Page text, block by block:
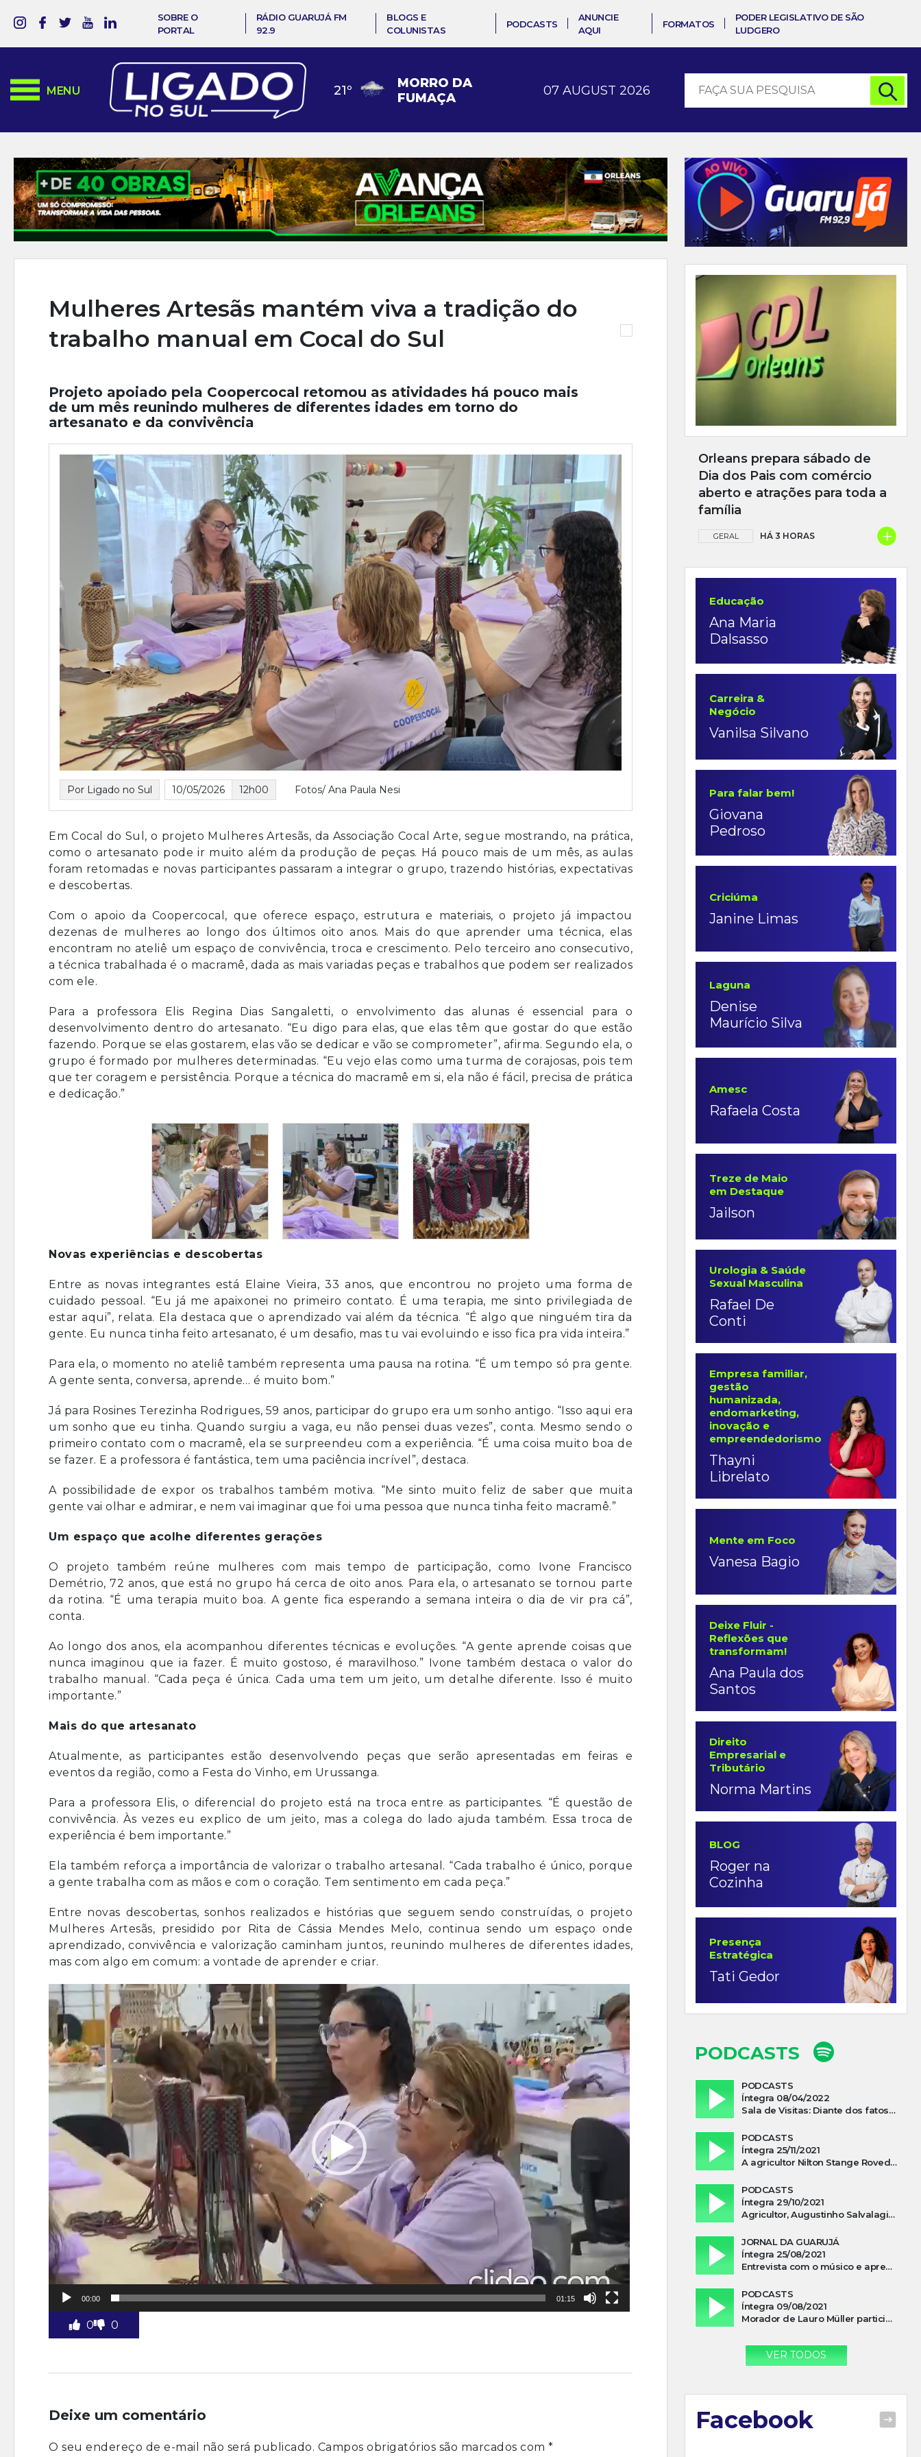
SOBRE O
PORTAL
RÁDIO GUARUJÁ FM
92.9
BLOGS E
COLUNISTAS
PODCASTS
ANUNCIE
AQUI
FORMATOS
PODER LEGISLATIVO DE SÃO
LUDGERO
MENU 21º
MORRO DA
FUMAÇA
07 AUGUST 2026
Mulheres Artesãs mantém viva a tradição do
trabalho manual em Cocal do Sul
Projeto apoiado pela Coopercocal retomou as atividades há pouco mais
de um mês reunindo mulheres de diferentes idades em torno do
artesanato e da convivência
Por Ligado no Sul 10/05/2026 12h00 Fotos/ Ana Paula Nesi
Em Cocal do Sul, o projeto Mulheres Artesãs, da Associação Cocal Arte, segue mostrando, na prática,
como o artesanato pode ir muito além da produção de peças. Há pouco mais de um mês, as aulas
foram retomadas e novas participantes passaram a integrar o grupo, trazendo histórias, expectativas
e descobertas.
Com o apoio da Coopercocal, que oferece espaço, estrutura e materiais, o projeto já impactou
dezenas de mulheres ao longo dos últimos oito anos. Mais do que aprender uma técnica, elas
encontram no ateliê um espaço de convivência, troca e crescimento. Pelo terceiro ano consecutivo,
a técnica trabalhada é o macramê, dada as mais variadas peças e trabalhos que podem ser realizados
com ele.
Para a professora Elis Regina Dias Sangaletti, o envolvimento das alunas é essencial para o
desenvolvimento dentro do artesanato. “Eu digo para elas, que elas têm que gostar do que estão
fazendo. Porque se elas gostarem, elas vão se dedicar e vão se comprometer”, afirma. Segundo ela, o
grupo é formado por mulheres determinadas. “Eu vejo elas como uma turma de corajosas, pois tem
que ter coragem e persistência. Porque a técnica do macramê em si, ela não é fácil, precisa de prática
e dedicação.”
Novas experiências e descobertas
Entre as novas integrantes está Elaine Vieira, 33 anos, que encontrou no projeto uma forma de
cuidado pessoal. “Eu já me apaixonei no primeiro contato. É uma terapia, me sinto privilegiada de
estar aqui”, relata. Ela destaca que o aprendizado vai além da técnica. “É algo que ninguém tira da
gente. Eu nunca tinha feito artesanato, é um desafio, mas tu vai evoluindo e isso fica pra vida inteira.”
Para ela, o momento no ateliê também representa uma pausa na rotina. “É um tempo só pra gente.
A gente senta, conversa, aprende… é muito bom.”
Já para Rosines Terezinha Rodrigues, 59 anos, participar do grupo era um sonho antigo. “Isso aqui era
um sonho que eu tinha. Quando surgiu a vaga, eu não pensei duas vezes”, conta. Mesmo sendo o
primeiro contato com o macramê, ela se surpreendeu com a experiência. “É uma coisa muito boa de
se fazer. E a professora é fantástica, tem uma paciência incrível”, destaca.
A possibilidade de expor os trabalhos também motiva. “Me sinto muito feliz de saber que muita
gente vai olhar e admirar, e nem vai imaginar que foi uma pessoa que nunca tinha feito macramê.”
Um espaço que acolhe diferentes gerações
O projeto também reúne mulheres com mais tempo de participação, como Ivone Francisco
Demétrio, 72 anos, que está no grupo há cerca de oito anos. Para ela, o artesanato se tornou parte
da rotina. “É uma terapia muito boa. A gente fica esperando a semana inteira o dia de vir pra cá”,
conta.
Ao longo dos anos, ela acompanhou diferentes técnicas e evoluções. “A gente aprende coisas que
nunca imaginou que ia fazer. É muito gostoso, é maravilhoso.” Ivone também destaca o valor do
trabalho manual. “Cada peça é única. Cada uma tem um jeito, um detalhe diferente. Isso é muito
importante.”
Mais do que artesanato
Atualmente, as participantes estão desenvolvendo peças que serão apresentadas em feiras e
eventos da região, como a Festa do Vinho, em Urussanga.
Para a professora Elis, o diferencial do projeto está na troca entre as participantes. “É questão de
convivência. Às vezes eu explico de um jeito, mas a colega do lado ajuda também. Essa troca de
experiência é bem importante.”
Ela também reforça a importância de valorizar o trabalho artesanal. “Cada trabalho é único, porque
a gente trabalha com as mãos e com o coração. Tem sentimento em cada peça.”
Entre novas descobertas, sonhos realizados e histórias que seguem sendo construídas, o projeto
Mulheres Artesãs, presidido por Rita de Cássia Mendes Melo, continua sendo um espaço onde
aprendizado, convivência e valorização caminham juntos, reunindo mulheres de diferentes idades,
mas com algo em comum: a vontade de aprender e criar.
Tocador
de
vídeo
00:00 01:15
0 0
Deixe um comentário
O seu endereço de e-mail não será publicado. Campos obrigatórios são marcados com *
Orleans prepara sábado de
Dia dos Pais com comércio
aberto e atrações para toda a
família
GERAL HÁ 3 HORAS +
Educação
Ana Maria
Dalsasso
Carreira &
Negócio
Vanilsa Silvano
Para falar bem!
Giovana
Pedroso
Criciúma
Janine Limas
Laguna
Denise
Maurício Silva
Amesc
Rafaela Costa
Treze de Maio
em Destaque
Jailson
Urologia & Saúde
Sexual Masculina
Rafael De
Conti
Empresa familiar,
gestão
humanizada,
endomarketing,
inovação e
empreendedorismo
Thayni
Librelato
Mente em Foco
Vanesa Bagio
Deixe Fluir -
Reflexões que
transformam!
Ana Paula dos
Santos
Direito
Empresarial e
Tributário
Norma Martins
BLOG
Roger na
Cozinha
Presença
Estratégica
Tati Gedor
PODCASTS
PODCASTS
Íntegra 08/04/2022
Sala de Visitas: Diante dos fatos que influenciam a economia o que podemos esperar de 2022
PODCASTS
Íntegra 25/11/2021
A agricultor Nilton Stange Roveda, afirma ter recebido ajuda espiritual durante acidente
PODCASTS
Íntegra 29/10/2021
Agricultor, Augustinho Salvalagio, relata sobre aparição do Cavaleiro Negro no Rio das Furnas
JORNAL DA GUARUJÁ
Íntegra 25/08/2021
Entrevista com o músico e apresentador, Lismael Ferrareis, no Cidade e Campo
PODCASTS
Íntegra 09/08/2021
Morador de Lauro Müller participa de motociata em apoio a Bolsonaro
VER TODOS
Facebook